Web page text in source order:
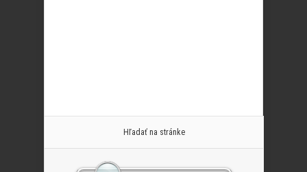
Hľadať na stránke